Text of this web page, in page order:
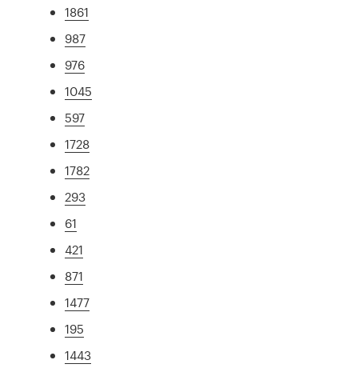
1861
987
976
1045
597
1728
1782
293
61
421
871
1477
195
1443